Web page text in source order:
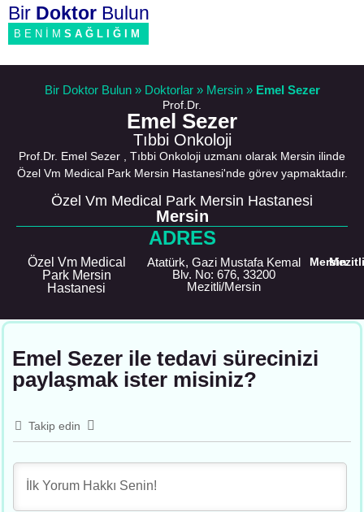
Bir Doktor Bulun
BENİM SAĞLIĞIM
Bir Doktor Bulun» Doktorlar» Mersin» Emel Sezer
Prof.Dr.
Emel Sezer
Tıbbi Onkoloji
Prof.Dr. Emel Sezer , Tıbbi Onkoloji uzmanı olarak Mersin ilinde
Özel Vm Medical Park Mersin Hastanesi'nde görev yapmaktadır.
Özel Vm Medical Park Mersin Hastanesi
Mersin
ADRES
Özel Vm Medical
Park Mersin
Hastanesi
Atatürk, Gazi Mustafa Kemal
Blv. No: 676, 33200
Mezitli/Mersin
Mersin
Emel Sezer ile tedavi sürecinizi
paylaşmak ister misiniz?
Takip edin